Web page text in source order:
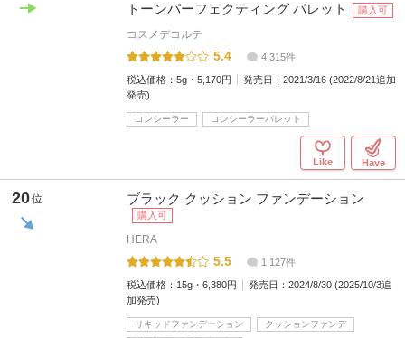
トーンパーフェクティング パレット 購入可
コスメデコルテ
5.4 4,315件
税込価格： 5g・5,170円 発売日： 2021/3/16 (2022/8/21追加
発売)
コンシーラー コンシーラーパレット
Like Have
20位 ブラック クッション ファンデーション
購入可
HERA
5.5 1,127件
税込価格： 15g・6,380円 発売日： 2024/8/30 (2025/10/3追
加発売)
リキッドファンデーション
クッションファンデ